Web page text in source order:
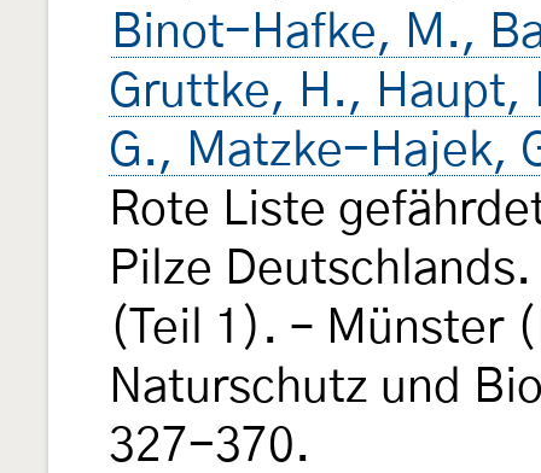
Binot-Hafke, M.,
Gruttke, H., Haupt,
G., Matzke-Hajek,
Rote Liste
Pilze
(Teil 1). – Münster
Naturschutz und
327-370.